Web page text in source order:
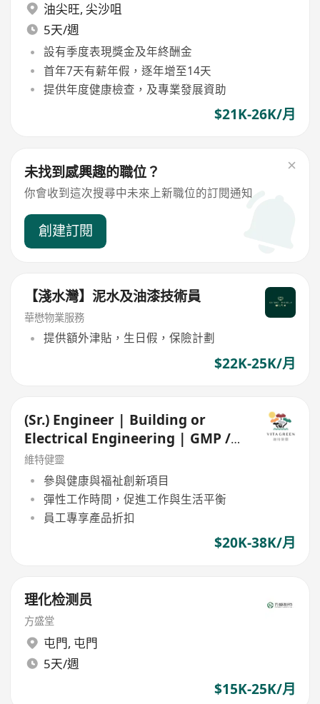
油尖旺, 尖沙咀
5天/週
設有季度表現獎金及年終酬金
首年7天有薪年假，逐年增至14天
提供年度健康檢查，及專業發展資助
$21K-26K/月
未找到感興趣的職位？
你會收到這次搜尋中未來上新職位的訂閱通知
創建訂閱
【淺水灣】泥水及油漆技術員
華懋物業服務
提供額外津貼，生日假，保險計劃
$22K-25K/月
(Sr.) Engineer | Building or
Electrical Engineering | GMP /
Food Manufacturing
維特健靈
參與健康與福祉創新項目
彈性工作時間，促進工作與生活平衡
員工專享產品折扣
$20K-38K/月
理化检测员
方盛堂
屯門, 屯門
5天/週
$15K-25K/月